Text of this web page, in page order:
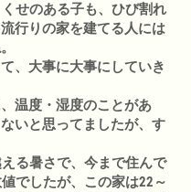
せのある子も、ひび割れ
行りの家を建てる人には
、大事に大事にしていき
温度・湿度のことがあ
いと思ってましたが、す
る暑さで、今まで住んで
でしたが、この家は22～